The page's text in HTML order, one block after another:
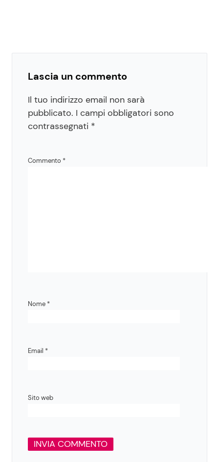
Lascia un commento
Il tuo indirizzo email non sarà
pubblicato. I campi obbligatori sono
contrassegnati *
Commento *
Nome *
Email *
Sito web